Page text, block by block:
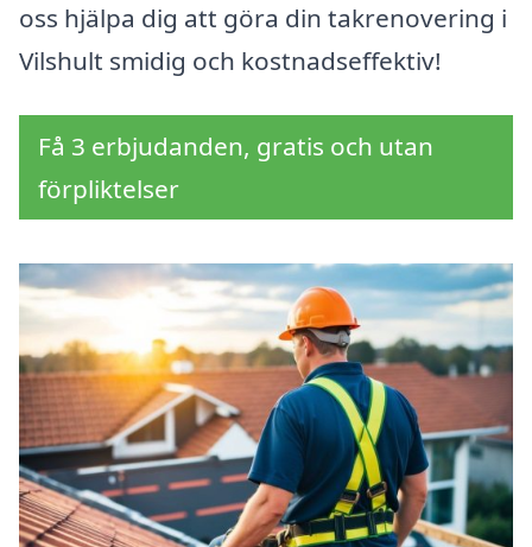
oss hjälpa dig att göra din takrenovering i
Vilshult smidig och kostnadseffektiv!
Få 3 erbjudanden, gratis och utan
förpliktelser